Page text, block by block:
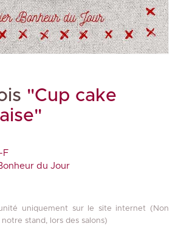
"Cup cake
F
du Jour
uniquement sur le site internet (Non
stand, lors des salons)